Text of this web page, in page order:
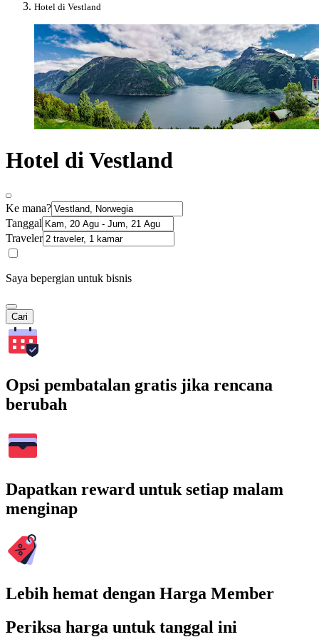
Hotel di Vestland
Hotel di Vestland
Ke mana?
Tanggal
Traveler
Saya bepergian untuk bisnis
Cari
Opsi pembatalan gratis jika rencana
berubah
Dapatkan reward untuk setiap malam
menginap
Lebih hemat dengan Harga Member
Periksa harga untuk tanggal ini